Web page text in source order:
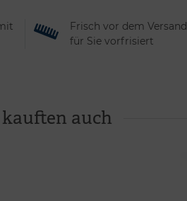
Frisch vor dem Versand
für Sie vorfrisiert
auch